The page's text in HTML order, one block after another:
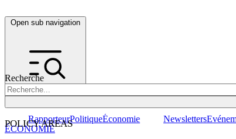
Open sub navigation
Recherche
POLICY AREAS
RapporteurPolitiqueÉconomie Newsletters
ÉCONOMIE